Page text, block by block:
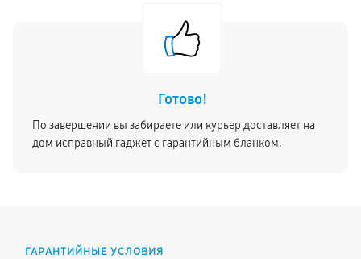
Готово!
По завершении вы забираете или курьер доставляет на
дом исправный гаджет с гарантийным бланком.
ГАРАНТИЙНЫЕ УСЛОВИЯ